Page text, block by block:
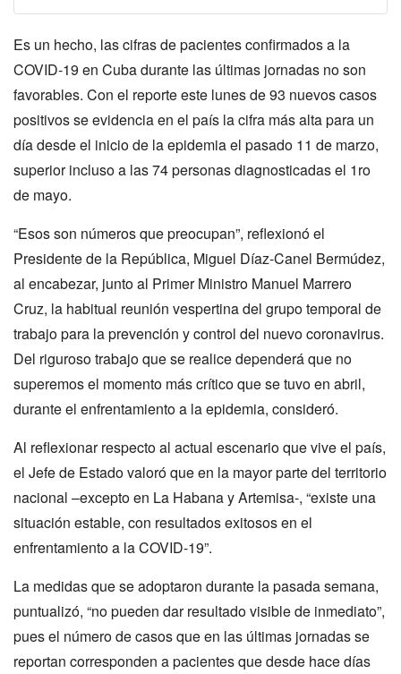
Es un hecho, las cifras de pacientes confirmados a la
COVID-19 en Cuba durante las últimas jornadas no son
favorables. Con el reporte este lunes de 93 nuevos casos
positivos se evidencia en el país la cifra más alta para un
día desde el inicio de la epidemia el pasado 11 de marzo,
superior incluso a las 74 personas diagnosticadas el 1ro
de mayo.
“Esos son números que preocupan”, reflexionó el
Presidente de la República, Miguel Díaz-Canel Bermúdez,
al encabezar, junto al Primer Ministro Manuel Marrero
Cruz, la habitual reunión vespertina del grupo temporal de
trabajo para la prevención y control del nuevo coronavirus.
Del riguroso trabajo que se realice dependerá que no
superemos el momento más crítico que se tuvo en abril,
durante el enfrentamiento a la epidemia, consideró.
Al reflexionar respecto al actual escenario que vive el país,
el Jefe de Estado valoró que en la mayor parte del territorio
nacional –excepto en La Habana y Artemisa-, “existe una
situación estable, con resultados exitosos en el
enfrentamiento a la COVID-19”.
La medidas que se adoptaron durante la pasada semana,
puntualizó, “no pueden dar resultado visible de inmediato”,
pues el número de casos que en las últimas jornadas se
reportan corresponden a pacientes que desde hace días